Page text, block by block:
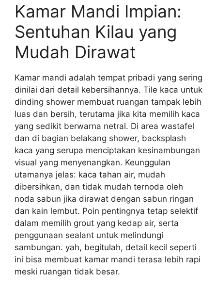
Kamar Mandi Impian:
Sentuhan Kilau yang
Mudah Dirawat
Kamar mandi adalah tempat pribadi yang sering
dinilai dari detail kebersihannya. Tile kaca untuk
dinding shower membuat ruangan tampak lebih
luas dan bersih, terutama jika kita memilih kaca
yang sedikit berwarna netral. Di area wastafel
dan di bagian belakang shower, backsplash
kaca yang serupa menciptakan kesinambungan
visual yang menyenangkan. Keunggulan
utamanya jelas: kaca tahan air, mudah
dibersihkan, dan tidak mudah ternoda oleh
noda sabun jika dirawat dengan sabun ringan
dan kain lembut. Poin pentingnya tetap selektif
dalam memilih grout yang kedap air, serta
penggunaan sealant untuk melindungi
sambungan. yah, begitulah, detail kecil seperti
ini bisa membuat kamar mandi terasa lebih rapi
meski ruangan tidak besar.